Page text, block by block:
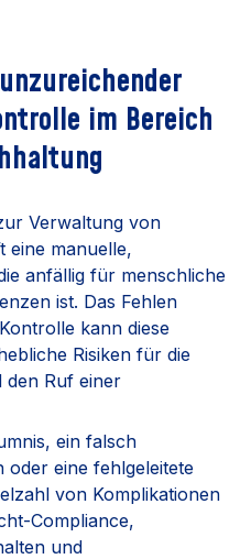
im Bereich
Verwaltung von
eine manuelle,
anfällig für menschliche
ist. Das Fehlen
kann diese
Risiken für die
den Ruf einer
ein falsch
oder eine fehlgeleitete
von Komplikationen
Compliance,
und